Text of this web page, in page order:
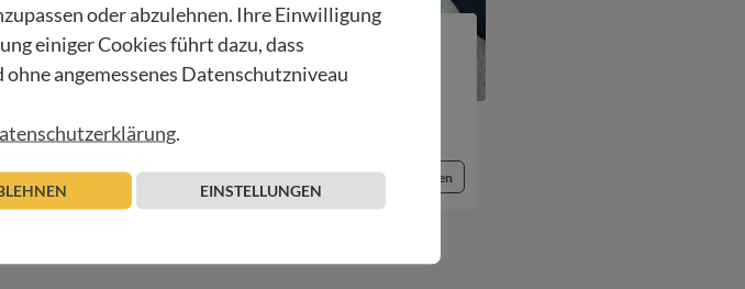
IM HOSPIZ
die Hilfe von oben
Kerber
Beitrag lesen
oder abzulehnen. Ihre Einwilligung
einiger Cookies führt dazu, dass
angemessenes Datenschutzniveau
.
EINSTELLUNGEN